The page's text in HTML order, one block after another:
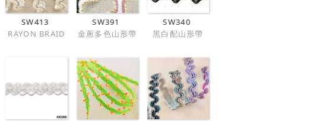
SW413
RAYON BRAID
SW391
金蔥多色山形帶
SW340
黑白配山形帶